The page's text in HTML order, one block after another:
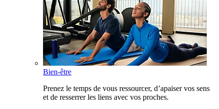
Bien-être
Prenez le temps de vous ressourcer, d’apaiser vos sens
et de resserrer les liens avec vos proches.